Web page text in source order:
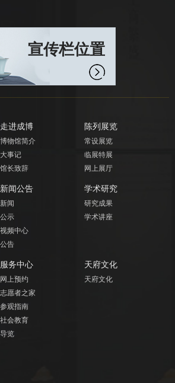
宣传栏位置
走进成博
博物馆简介
大事记
馆长致辞
陈列展览
常设展览
临展特展
网上展厅
新闻公告
新闻
公示
视频中心
公告
学术研究
研究成果
学术讲座
服务中心
网上预约
志愿者之家
参观指南
社会教育
导览
天府文化
天府文化